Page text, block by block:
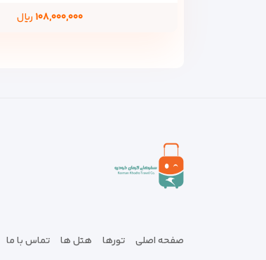
۱۰۸,۰۰۰,۰۰۰ ریال
صفحه اصلی تورها هتل ها تماس با ما